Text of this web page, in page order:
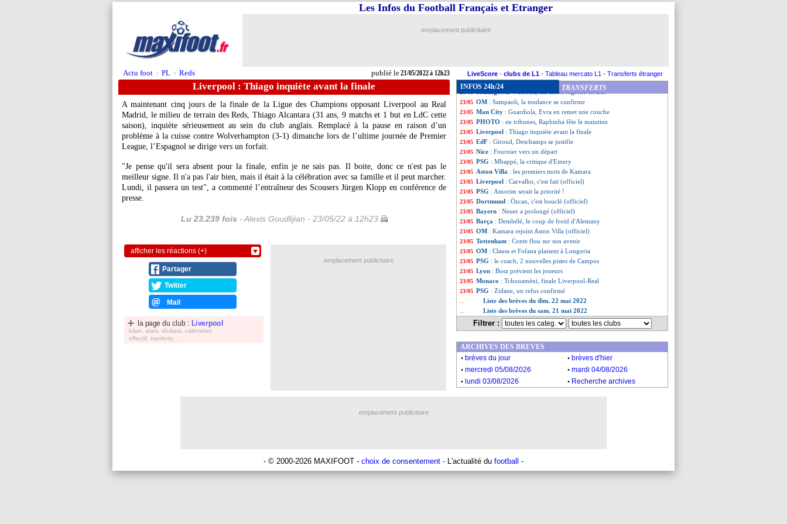
Actu foot > PL > Reds publié le23/05/2022 à 12h23
Les Infos du Football Français et Etranger
emplacement publicitaire
LiveScore - clubs de L1 - Tableau mercato L1 - Transferts étranger
Liverpool : Thiago inquiète avant la finale
A maintenant cinq jours de la finale de la Ligue des Champions opposant Liverpool au Real
Madrid, le milieu de terrain des Reds, Thiago Alcantara (31 ans, 9 matchs et 1 but en LdC cette
saison), inquiète sérieusement au sein du club anglais. Remplacé à la pause en raison d’un
problème à la cuisse contre Wolverhampton (3-1) dimanche lors de l’ultime journée de Premier
League, l’Espagnol se dirige vers un forfait.
"Je pense qu'il sera absent pour la finale, enfin je ne sais pas. Il boite, donc ce n'est pas le
meilleur signe. Il n'a pas l'air bien, mais il était à la célébration avec sa famille et il peut marcher.
Lundi, il passera un test", a commenté l’entraîneur des Scousers Jürgen Klopp en conférence de
presse.
Lu 23.239 fois - Alexis Goudlijian - 23/05/22 à 12h23
afficher les réactions (+)
Partager
Twitter
Mail
la page du club : Liverpool
bilan, stats, réultats, calendrier,
effectif, tranferts, ...
INFOS 24h/24 TRANSFERTS
23/05 PSG: Mbappé explique son revirement
23/05 PSG: son pouvoir, la mise au point de Mbappé
23/05 Dortmund
23/05 Man Utd : CR7, Ten Hag encore très clair
23/05 Reims: Ekitike, le PSG va offrir 45 M€ !
: Giroud, un choix regretté en EdF
23/05 OM : Sampaoli, la tendance se confirme
23/05 Man City : Guardiola, Evra en remet une couche
23/05 PHOTO : en tribunes, Raphinha fête le maintien
23/05 Liverpool : Thiago inquiète avant la finale
23/05 EdF : Giroud, Deschamps se justifie
23/05 Nice : Fournier vers un départ
23/05 PSG : Mbappé, la critique d'Emery
23/05 Aston Villa : les premiers mots de Kamara
23/05 Liverpool : Carvalho, c'est fait (officiel)
23/05 PSG : Amorim serait la priorité !
23/05 Dortmund : Özcan, c'est bouclé (officiel)
23/05 Bayern : Neuer a prolongé (officiel)
23/05 Barça : Dembélé, le coup de froid d'Alemany
23/05 OM : Kamara rejoint Aston Villa (officiel)
23/05 Tottenham : Conte flou sur son avenir
23/05 OM : Clauss et Fofana plaisent à Longoria
23/05 PSG : le coach, 2 nouvelles pistes de Campos
23/05 Lyon : Bosz prévient les joueurs
23/05 Monaco : Tchouaméni, finale Liverpool-Real
23/05 PSG : Zidane, un refus confirmé
Liste des brèves du dim. 22 mai 2022
Liste des brèves du sam. 21 mai 2022
Filtrer :
emplacement publicitaire
ARCHIVES DES BREVES
. brèves du jour . brèves d'hier
. mercredi 05/08/2026 . mardi 04/08/2026
. lundi 03/08/2026 . Recherche archives
emplacement publicitaire
- © 2000-2026 MAXIFOOT - choix de consentement - L'actualité du football -